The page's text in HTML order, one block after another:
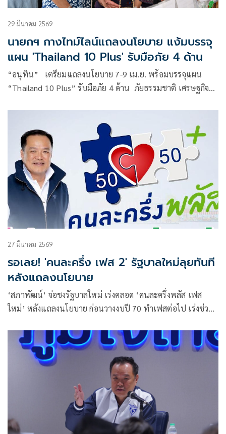
29 มีนาคม 2569
นายกฯ กางไทม์ไลน์แถลงนโยบาย แง้มบรรจุ
แผน 'Thailand 10 Plus' รับมือภัย 4 ด้าน
“อนุทิน” เตรียมแถลงนโยบาย 7-9 เม.ย. พร้อมบรรจุแผน
“Thailand 10 Plus” รับมือภัย 4 ด้าน ภัยธรรมชาติ เศรษฐกิจ
27 มีนาคม 2569
รอเลย! 'คนละครึ่ง เฟส 2' รัฐบาลใหม่ลุยทันที
หลังแถลงนโยบาย
‘สภาพัฒน์’ จ่อชงรัฐบาลใหม่ เร่งคลอด ‘คนละครึ่งพลัส เฟส
ใหม่’ หลังแถลงนโยบาย ก่อนวางงบปี 70 ทำเฟสต่อไป เร่งช่วย